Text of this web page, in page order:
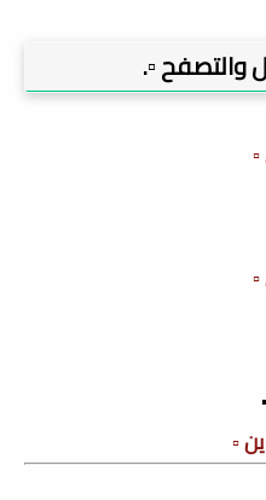
والتصفح ▫️.
▫️